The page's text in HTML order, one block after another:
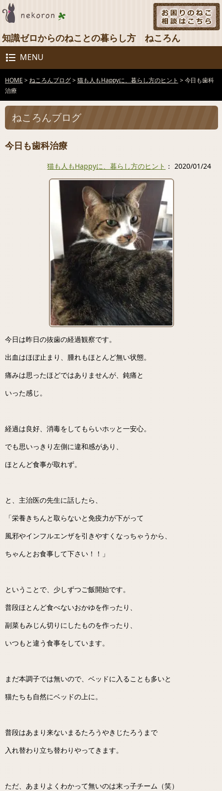
知識ゼロからのねことの暮らし方 ねころん
MENU
HOME >ねころんブログ>猫も人もHappyに、暮らし方のヒント >今日も歯科
治療
ねころんブログ
今日も歯科治療
猫も人もHappyに、暮らし方のヒント ： 2020/01/24
今日は昨日の抜歯の経過観察です。
出血はほぼ止まり、腫れもほとんど無い状態。
痛みは思ったほどではありませんが、鈍痛と
いった感じ。
経過は良好、消毒をしてもらいホッと一安心。
でも思いっきり左側に違和感があり、
ほとんど食事が取れず。
と、主治医の先生に話したら、
「栄養きちんと取らないと免疫力が下がって
風邪やインフルエンザを引きやすくなっちゃうから、
ちゃんとお食事して下さい！！」
ということで、少しずつご飯開始です。
普段ほとんど食べないおかゆを作ったり、
副菜もみじん切りにしたものを作ったり、
いつもと違う食事をしています。
まだ本調子では無いので、ベッドに入ることも多いと
猫たちも自然にベッドの上に。
普段はあまり来ないまるたろうやきじたろうまで
入れ替わり立ち替わりやってきます。
ただ、あまりよくわかって無いのは末っ子チーム（笑）